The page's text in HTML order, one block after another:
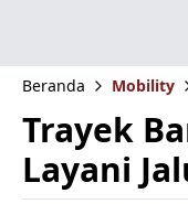
Beranda Mobility
Trayek
Layani